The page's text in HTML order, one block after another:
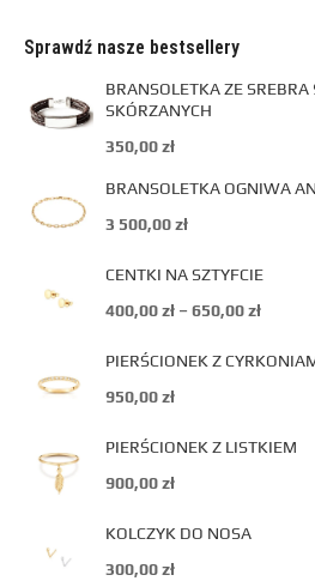
Sprawdź nasze bestsellery
BRANSOLETKA ZE
SKÓRZANYCH
350,00zł
BRANSOLETKA OGNIWA
3 500,00zł
CENTKI NA SZTYFCIE
400,00zł – 650,00zł
PIERŚCIONEK Z
950,00zł
PIERŚCIONEK Z LISTKIEM
900,00zł
KOLCZYK DO NOSA
300,00zł